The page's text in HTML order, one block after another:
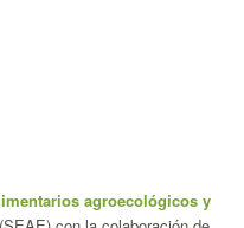
agroecológicos y